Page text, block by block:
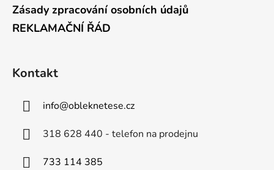
Zásady zpracování osobních údajů
REKLAMAČNÍ ŘÁD
Kontakt
info@obleknetese.cz
318 628 440 - telefon na prodejnu
733 114 385